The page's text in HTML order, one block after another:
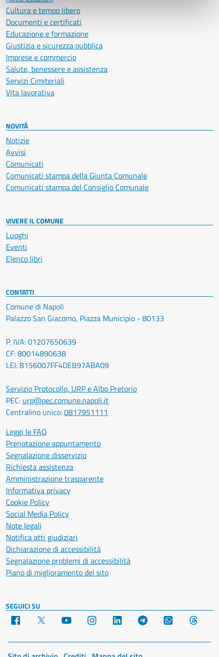
Cultura e tempo libero
Documenti e certificati
Educazione e formazione
Giustizia e sicurezza pubblica
Imprese e commercio
Salute, benessere e assistenza
Servizi Cimiteriali
Vita lavorativa
NOVITÀ
Notizie
Avvisi
Comunicati
Comunicati stampa della Giunta Comunale
Comunicati stampa del Consiglio Comunale
VIVERE IL COMUNE
Luoghi
Eventi
Elenco libri
CONTATTI
Comune di Napoli
Palazzo San Giacomo, Piazza Municipio - 80133
P. IVA: 01207650639
CF: 80014890638
LEI: 8156007FF4DEB97ABA09
Servizio Protocollo, URP e Albo Pretorio
PEC: urp@pec.comune.napoli.it
Centralino unico:0817951111
Leggi le FAQ
Prenotazione appuntamento
Segnalazione disservizio
Richiesta assistenza
Amministrazione trasparente
Informativa privacy
Cookie Policy
Social Media Policy
Note legali
Notifica atti giudiziari
Dichiarazione di accessibilità
Segnalazione problemi di accessibilità
Piano di miglioramento del sito
SEGUICI SU
Facebook YouTube Instagram LinkedIn Telegram WhatsApp